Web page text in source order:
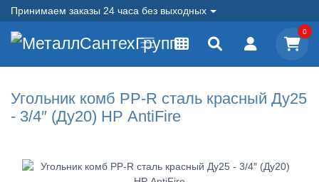
Принимаем заказы 24 часа без выходных
0
Угольник комб PP-R сталь красный Ду25
- 3/4″ (Ду20) НР AntiFire